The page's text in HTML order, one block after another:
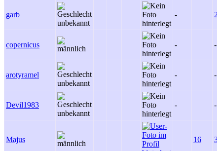
garb - 2
copernicus - -
arotyramel - -
Devil1983 - -
Majus 16